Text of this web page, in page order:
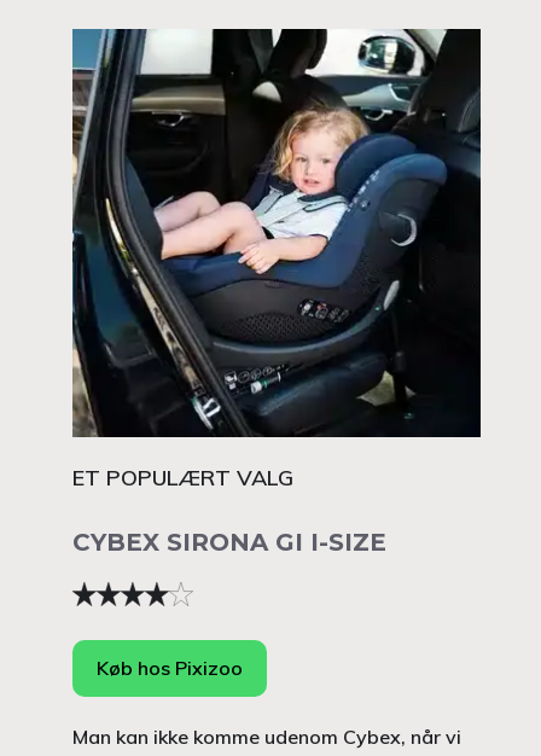
ET POPULÆRT VALG
CYBEX SIRONA GI I-SIZE
Køb hos Pixizoo
Man kan ikke komme udenom Cybex, når vi